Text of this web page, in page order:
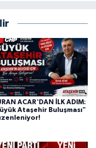
ACAR'DAN İLK ADIM:
Ataşehir Buluşması"